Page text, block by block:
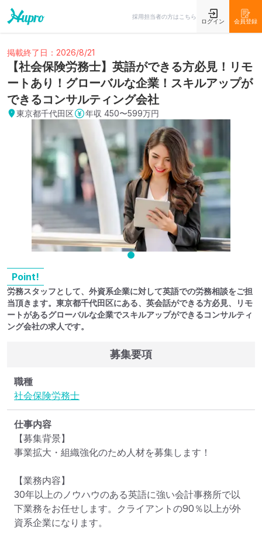
採用担当者の方はこちら
ログイン 会員登録
掲載終了日：2026/8/21
【社会保険労務士】英語ができる方必見！リモ
ートあり！グローバルな企業！スキルアップが
できるコンサルティング会社
東京都千代田区 年収 450〜599万円
Point!
労務スタッフとして、外資系企業に対して英語での労務相談をご担
当頂きます。東京都千代田区にある、英会話ができる方必見、リモ
ートがあるグローバルな企業でスキルアップができるコンサルティ
ング会社の求人です。
募集要項
職種
社会保険労務士
仕事内容
【募集背景】
事業拡大・組織強化のため人材を募集します！
【業務内容】
30年以上のノウハウのある英語に強い会計事務所で以
下業務をお任せします。クライアントの90％以上が外
資系企業になります。